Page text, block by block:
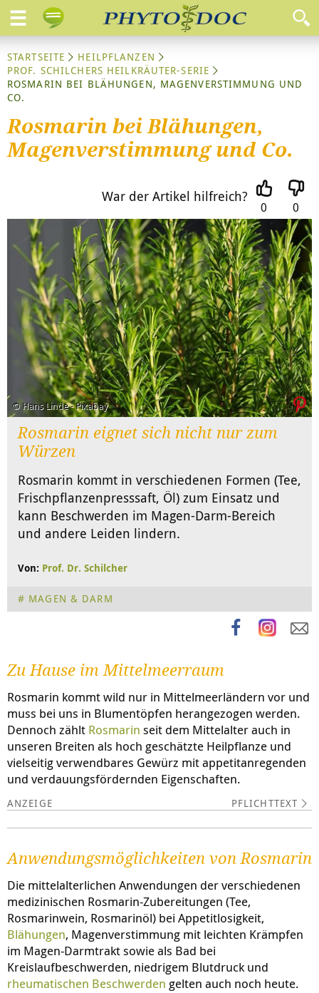
STARTSEITE
HEILPFLANZEN
PROF. SCHILCHERS HEILKRÄUTER-SERIE
ROSMARIN BEI BLÄHUNGEN, MAGENVERSTIMMUNG UND
CO.
Rosmarin bei Blähungen,
Magenverstimmung und Co.
War der Artikel hilfreich?
0 0
© Hans Linde - Pixabay
Rosmarin eignet sich nicht nur zum
Würzen
Rosmarin kommt in verschiedenen Formen (Tee,
Frischpflanzenpresssaft, Öl) zum Einsatz und
kann Beschwerden im Magen-Darm-Bereich
und andere Leiden lindern.
Von: Prof. Dr. Schilcher
MAGEN & DARM
Zu Hause im Mittelmeerraum
Rosmarin kommt wild nur in Mittelmeerländern vor und
muss bei uns in Blumentöpfen herangezogen werden.
Dennoch zählt Rosmarin seit dem Mittelalter auch in
unseren Breiten als hoch geschätzte Heilpflanze und
vielseitig verwendbares Gewürz mit appetitanregenden
und verdauungsfördernden Eigenschaften.
PFLICHTTEXT
Anwendungsmöglichkeiten von Rosmarin
Die mittelalterlichen Anwendungen der verschiedenen
medizinischen Rosmarin-Zubereitungen (Tee,
Rosmarinwein, Rosmarinöl) bei Appetitlosigkeit,
Blähungen, Magenverstimmung mit leichten Krämpfen
im Magen-Darmtrakt sowie als Bad bei
Kreislaufbeschwerden, niedrigem Blutdruck und
rheumatischen Beschwerden gelten auch noch heute.